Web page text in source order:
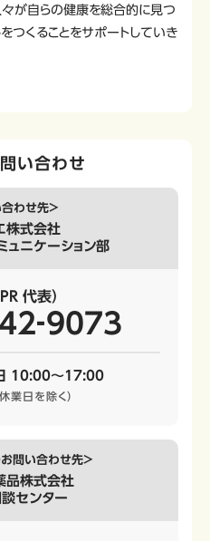
が自らの健康を総合的に見つ
つくることをサポートしていき
い合わせ
わせ先＞
株式会社
ュニケーション部
代表）
10:00～17:00
業日を除く）
問い合わせ先＞
品株式会社
センター